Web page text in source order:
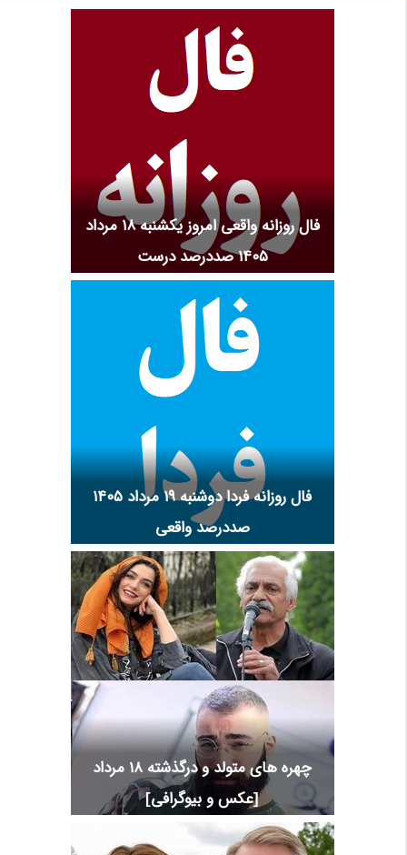
فال روزانه واقعی امروز یکشنبه ۱۸ مرداد
۱۴۰۵ صددرصد درست
فال روزانه فردا دوشنبه ۱۹ مرداد ۱۴۰۵
صددرصد واقعی
چهره های متولد و درگذشته 18 مرداد
[عکس و بیوگرافی]